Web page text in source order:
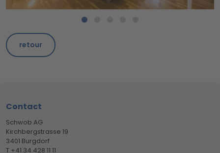
retour
Contact
Schwob AG
Kirchbergstrasse 19
3401 Burgdorf
T +41 34 428 11 11